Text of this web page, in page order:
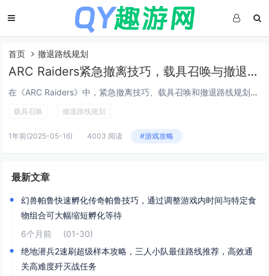
首页 撤退路线规划
ARC Raiders紧急撤离技巧，载具召唤与撤退路线规划ARC Raiders
在《ARC Raiders》中，紧急撤离技巧、载具召唤和撤退路线规划是成功完成任务的关键。玩家需要熟练掌握载具的快速召唤方法，在关键时刻提供运输支持。制定合理的撤退路线可以有效规避敌人追击，确保队伍安全返回。地图地形分析与动态障碍物预判也是...
载具召唤 撤退路线规划
1年前(2025-05-16) 4003 阅读 #游戏攻略
最新文章
幻兽帕鲁快速孵化传奇帕鲁技巧，通过调整游戏内时间与特定食
物组合可大幅缩短孵化等待
6个月前
(01-30)
绝地潜兵2速刷超级样本攻略，三人小队最佳路线推荐，高效通
关高难度歼灭战任务